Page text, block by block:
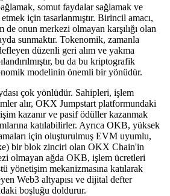
somut faydalar sağlamak ve
için tasarlanmıştır. Birincil amacı,
de onun merkezi olmayan karşılığı olan
sunmaktır. Tokenomik, zamanla
düzenli geri alım ve yakma
bu da bu kriptografik
modelinin önemli bir yönüdür.
çok yönlüdür. Sahipleri, işlem
alır, OKX Jumpstart platformundaki
kazanır ve pasif ödüller kazanmak
katılabilirler. Ayrıca OKB, yüksek
için oluşturulmuş EVM uyumlu,
bir blok zinciri olan OKX Chain'in
olmayan ağda OKB, işlem ücretleri
yönetişim mekanizmasına katılarak
Web3 altyapısı ve dijital defter
boşluğu doldurur.